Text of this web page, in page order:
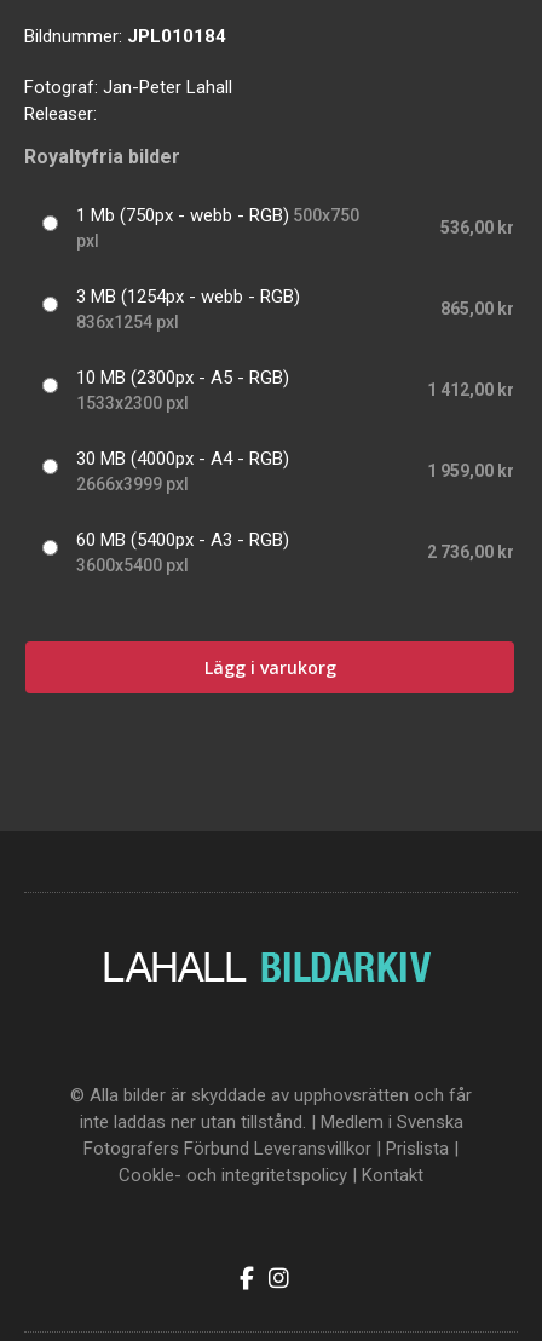
Bildnummer: JPL010184
Fotograf: Jan-Peter Lahall
Releaser:
Royaltyfria bilder
1 Mb (750px - webb - RGB) 500x750
pxl
536,00 kr
3 MB (1254px - webb - RGB)
836x1254 pxl
865,00 kr
10 MB (2300px - A5 - RGB)
1533x2300 pxl
1 412,00 kr
30 MB (4000px - A4 - RGB)
2666x3999 pxl
1 959,00 kr
60 MB (5400px - A3 - RGB)
3600x5400 pxl
2 736,00 kr
Lägg i varukorg
© Alla bilder är skyddade av upphovsrätten och får
inte laddas ner utan tillstånd. | Medlem i Svenska
Fotografers Förbund Leveransvillkor | Prislista |
Cookle- och integritetspolicy | Kontakt